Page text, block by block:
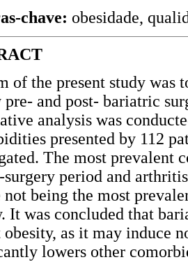
chave: obesidade,
of the present study was
pre- and post- bariatric
analysis was
presented by 112
The most prevalent
surgery period and
not being the most
It was concluded that
obesity, as it may induce
lowers other